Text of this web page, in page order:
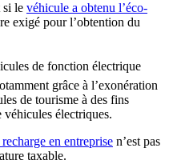
si le véhicule a obtenu l’éco-
exigé pour l’obtention du
de fonction électrique
grâce à l’exonération
de tourisme à des fins
véhicules électriques.
en entreprise n’est pas
taxable.